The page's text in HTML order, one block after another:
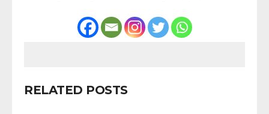
RELATED POSTS